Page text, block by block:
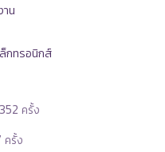
น
กทรอนิกส์
ครั้ง
ครั้ง